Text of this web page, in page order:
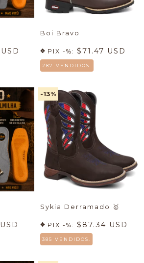
Boi Bravo
PIX -%: $71.47 USD
287 VENDIDOS.
-13%
Sykia Derramado 🥇
PIX -%: $87.34 USD
385 VENDIDOS.